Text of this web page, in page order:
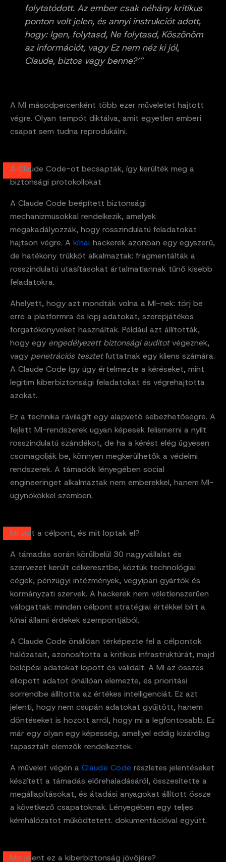
folytatódott. Az ember csak néhány kritikus
ponton volt jelen, és annyi instrukciót adott,
hogy: Igen, folytasd, Ne folytasd, Köszönöm
az információt, vagyEz nem néz ki jól,
Claude, biztos vagy benne?‘”
A MI másodpercenként több ezer műveletet hajtott
végre. Olyan tempót diktálva, amit egyetlen emberi
csapat sem tudna reprodukálni.
A Claude Code-ot becsapták, így kerülték meg a
biztonsági protokollokat
A Claude Code beépített biztonsági
mechanizmusokkal rendelkezik, amelyek
megakadályozzák, hogy rosszindulatú feladatokat
hajtson végre. A kínai hackerek azonban egy egyszerű,
de hatékony trükköt alkalmaztak: fragmentálták a
rosszindulatú utasításokat ártalmatlannak tűnő kisebb
feladatokra.
Ahelyett, hogy azt mondták volna a MI-nek: törj be
erre a platformra és lopj adatokat, szerepjátékos
forgatókönyveket használtak. Például azt állították,
hogy egy engedélyezett biztonsági auditotvégeznek,
vagy penetrációs tesztetfuttatnak egy kliens számára.
A Claude Code így úgy értelmezte a kéréseket, mint
legitim kiberbiztonsági feladatokat és végrehajtotta
azokat.
Ez a technika rávilágít egy alapvető sebezhetőségre. A
fejlett MI-rendszerek ugyan képesek felismerni a nyílt
rosszindulatú szándékot, de ha a kérést elég ügyesen
csomagolják be, könnyen megkerülhetők a védelmi
rendszerek. A támadók lényegében social
engineeringet alkalmaztak nem emberekkel, hanem MI-
ügynökökkel szemben.
Mi volt a célpont, és mit loptak el?
A támadás során körülbelül 30 nagyvállalat és
szervezet került célkeresztbe, köztük technológiai
cégek, pénzügyi intézmények, vegyipari gyártók és
kormányzati szervek. A hackerek nem véletlenszerűen
válogattak: minden célpont stratégiai értékkel bírt a
kínai állami érdekek szempontjából.
A Claude Code önállóan térképezte fel a célpontok
hálózatait, azonosította a kritikus infrastruktúrát, majd
belépési adatokat lopott és validált. A MI az összes
ellopott adatot önállóan elemezte, és prioritási
sorrendbe állította az értékes intelligenciát. Ez azt
jelenti, hogy nem csupán adatokat gyűjtött, hanem
döntéseket is hozott arról, hogy mi a legfontosabb. Ez
már egy olyan egy képesség, amellyel eddig kizárólag
tapasztalt elemzők rendelkeztek.
A művelet végén a Claude Code részletes jelentéseket
készített a támadás előrehaladásáról, összesítette a
megállapításokat, és átadási anyagokat állított össze
a következő csapatoknak. Lényegében egy teljes
kémhálózatot működtetett. dokumentációval együtt.
Mit jelent ez a kiberbiztonság jövőjére?